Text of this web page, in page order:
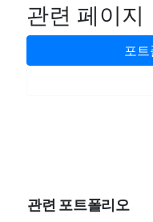
관련 페이지
포
관련 포트폴리오